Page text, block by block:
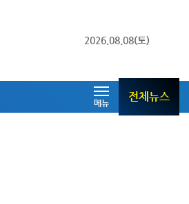
2026.08.08(토)
메뉴 전체뉴스